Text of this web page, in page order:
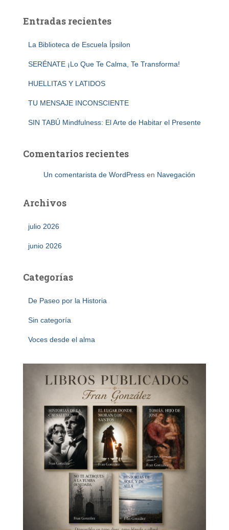
Entradas recientes
La Biblioteca de Escuela Ípsilon
SERÉNATE ¡Lo Que Te Calma, Te Transforma!
HUELLITAS Y LATIDOS
TU MENSAJE INCONSCIENTE
SIN TABÚ Mindfulness: El Arte de Habitar el Presente
Comentarios recientes
Un comentarista de WordPress en Navegación
Archivos
julio 2026
junio 2026
Categorías
De Paseo por la Historia
Sin categoría
Voces desde el alma